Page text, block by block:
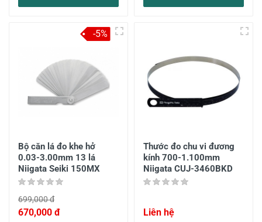
Bộ căn lá đo khe hở
0.03-3.00mm 13 lá
Niigata Seiki 150MX
699,000 đ
670,000 đ
-5%
Thước đo chu vi đương
kính 700-1.100mm
Niigata CUJ-3460BKD
Liên hệ